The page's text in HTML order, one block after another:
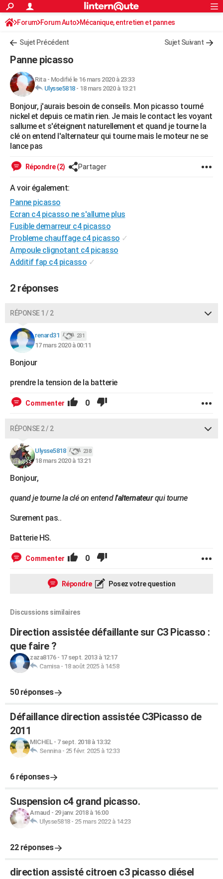
ACTUALITÉS
Politique
Société
Faits Divers
Education
Monde
Villes
+
FINANCE
Retraite
Impôts
Epargne
Immobilier
Risques naturels par ville
Banque
Assurance
Crédit
AUTO
Essais
Réserver un essai
Citadines
Berlines
SUV
Forum auto
+HIGH-TECH
Mobiles
Meilleur smartphone
Internet
Ordinateurs
Jeux vidéo
Guide high-tech
+BRICOLAGE
Forum
Aménagement intérieur
Extérieur
Cuisine
Salle de bains
Jardinage
Rangement
Guides de France
Escapades
Patrimoine
Expositions
Musées
Week-end nature
Art de vivre
Bien-être
Loisirs
Mode
Modes de vie
Alimentation
Guide de la santé
Maladies
Médicaments
Sommeil
VOYAGE
PHOTO
GUIDES D'ACHAT
CARTE DE VOEUX
Carte de Noël
Carte Bonne année
Carte Saint-Valentin
Carte Pâques
Carte d'anniversaire
DICTIONNAIRE
Dictionnaire
Biographies
Citations
Expressions
Proverbes
PROGRAMME TV
FORUM
Rechercher
S'inscrire
Connexion
Forum Forum Auto Mécanique, entretien et pannes
Sujet Précédent Sujet Suivant
Panne picasso
Rita- Modifié le 16 mars 2020 à 23:33
Ulysse5818- 18 mars 2020 à 13:21
Bonjour, j'aurais besoin de conseils. Mon picasso tourné
nickel et depuis ce matin rien. Je mais le contact les voyant
sallume et s'éteignent naturellement et quand je tourne la
clé on entend l'alternateur qui tourne mais le moteur ne se
lance pas
Répondre (2) Partager
A voir également:
Panne picasso
Ecran c4 picasso ne s'allume plus
Fusible demarreur c4 picasso
Probleme chauffage c4 picasso ✓
Ampoule clignotant c4 picasso
Additif fap c4 picasso ✓
2 réponses
RÉPONSE 1 / 2
renard31 231
17 mars 2020 à 00:11
Bonjour
prendre la tension de la batterie
Commenter 0
RÉPONSE 2 / 2
Ulysse5818 238
18 mars 2020 à 13:21
Bonjour,
quand je tourne la clé on entendl'alternateurqui tourne
Surement pas..
Batterie HS.
Commenter 0
Répondre Posez votre question
Discussions similaires
Direction assistée défaillante sur C3 Picasso :
que faire ?
zaza8176- 17 sept. 2013 à 12:17
Camisa- 18 août 2025 à 14:58
50 réponses
Défaillance direction assistée C3Picasso de
2011
MICHEL- 7 sept. 2018 à 13:32
Sennina- 25 févr. 2025 à 12:33
6 réponses
Suspension c4 grand picasso.
Arnaud - 29 janv. 2018 à 16:00
Ulysse5818- 25 mars 2022 à 14:23
22 réponses
direction assisté citroen c3 picasso diésel